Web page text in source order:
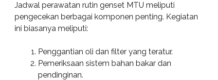
Jadwal perawatan rutin genset MTU meliputi
pengecekan berbagai komponen penting. Kegiatan
ini biasanya meliputi:
Penggantian oli dan filter yang teratur.
Pemeriksaan sistem bahan bakar dan
pendinginan.